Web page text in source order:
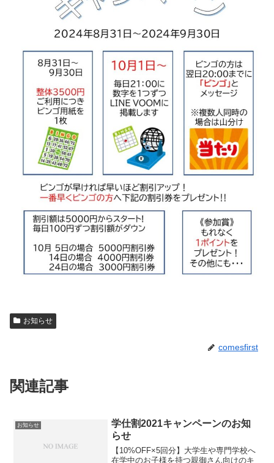
お知らせ
comesfirst
関連記事
お知らせ
学仕割2021キャンペーンのお知
らせ
【10%OFF×5回分】大学生や専門学校へ
在学中のお子様を持つ親御さん向けのキ